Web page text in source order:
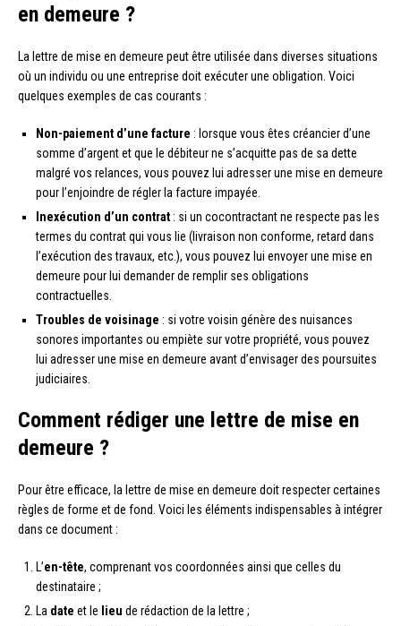
en demeure ?
La lettre de mise en demeure peut être utilisée dans diverses situations
où un individu ou une entreprise doit exécuter une obligation. Voici
quelques exemples de cas courants :
Non-paiement d’une facture : lorsque vous êtes créancier d’une
somme d’argent et que le débiteur ne s’acquitte pas de sa dette
malgré vos relances, vous pouvez lui adresser une mise en demeure
pour l’enjoindre de régler la facture impayée.
Inexécution d’un contrat : si un cocontractant ne respecte pas les
termes du contrat qui vous lie (livraison non conforme, retard dans
l’exécution des travaux, etc.), vous pouvez lui envoyer une mise en
demeure pour lui demander de remplir ses obligations
contractuelles.
Troubles de voisinage : si votre voisin génère des nuisances
sonores importantes ou empiète sur votre propriété, vous pouvez
lui adresser une mise en demeure avant d’envisager des poursuites
judiciaires.
Comment rédiger une lettre de mise en
demeure ?
Pour être efficace, la lettre de mise en demeure doit respecter certaines
règles de forme et de fond. Voici les éléments indispensables à intégrer
dans ce document :
L’en-tête, comprenant vos coordonnées ainsi que celles du
destinataire ;
La date et le lieu de rédaction de la lettre ;